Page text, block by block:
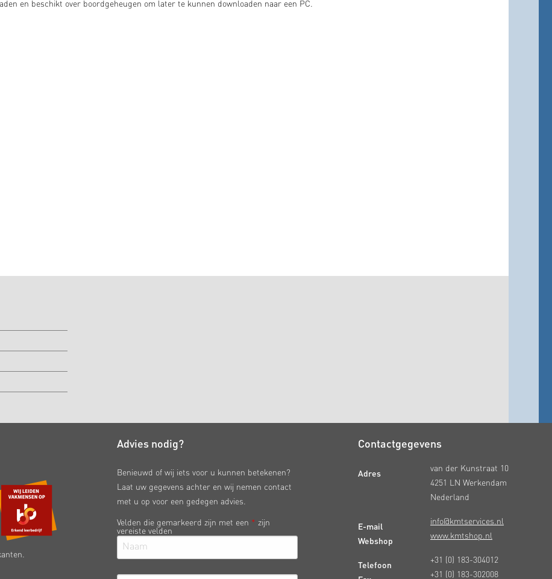
en beschikt over boordgeheugen om later te kunnen downloaden naar een PC.
Advies nodig?
Benieuwd of wij iets voor u kunnen betekenen?
Laat uw gegevens achter en wij nemen contact
met u op voor een gedegen advies.
Velden die gemarkeerd zijn met een * zijn
vereiste velden
Contactgegevens
Adres
E-mail
Webshop
Telefoon
van der Kunstraat 10
4251 LN Werkendam
Nederland
info@kmtservices.nl
www.kmtshop.nl
+31 (0) 183-304012
+31 (0) 183-302008